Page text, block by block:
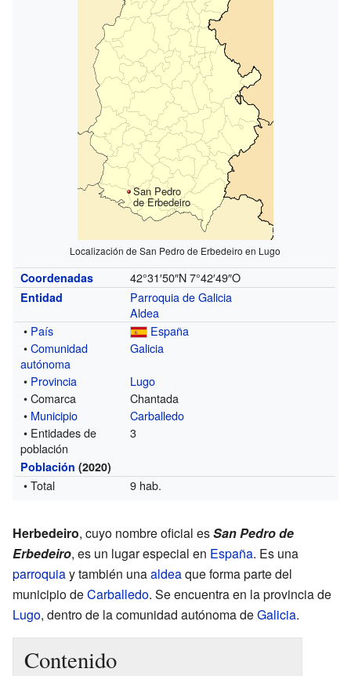
San Pedro
de Erbedeiro
Localización de San Pedro de Erbedeiro en Lugo
Coordenadas 42°31′50″N 7°42′49″O
Entidad
Parroquia de Galicia
Aldea
• País
España
•Comunidad
autónoma
Galicia
• Provincia
Lugo
• Comarca
Chantada
• Municipio
Carballedo
• Entidades de
población
3
Población (2020)
• Total 9 hab.
Herbedeiro, cuyo nombre oficial esSan Pedro de
Erbedeiro, es un lugar especial en España. Es una
parroquiay también unaaldeaque forma parte del
municipio deCarballedo. Se encuentra en la provincia de
Lugo, dentro de la comunidad autónoma deGalicia.
Contenido